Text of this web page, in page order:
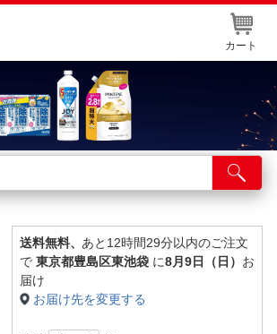
カート
送料無料、 あと12時間29分以内のご注文
で 東京都豊島区東池袋 に8月9日（日） お
届け
お届け先を変更する